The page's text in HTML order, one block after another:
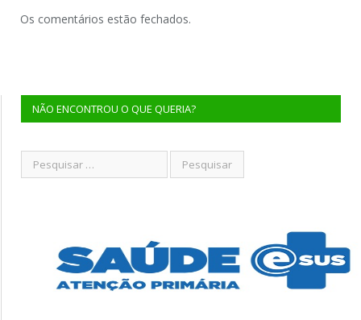
Os comentários estão fechados.
NÃO ENCONTROU O QUE QUERIA?